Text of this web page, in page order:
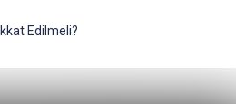
Edilmeli?